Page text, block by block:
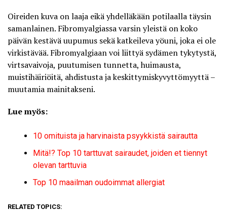
Oireiden kuva on laaja eikä yhdelläkään potilaalla täysin
samanlainen. Fibromyalgiassa varsin yleistä on koko
päivän kestävä uupumus sekä katkeileva yöuni, joka ei ole
virkistävää. Fibromyalgiaan voi liittyä sydämen tykytystä,
virtsavaivoja, puutumisen tunnetta, huimausta,
muistihäiriöitä, ahdistusta ja keskittymiskyvyttömyyttä –
muutamia mainitakseni.
Lue myös:
10 omituista ja harvinaista psyykkistä sairautta
Mitä!? Top 10 tarttuvat sairaudet, joiden et tiennyt
olevan tarttuvia
Top 10 maailman oudoimmat allergiat
RELATED TOPICS: